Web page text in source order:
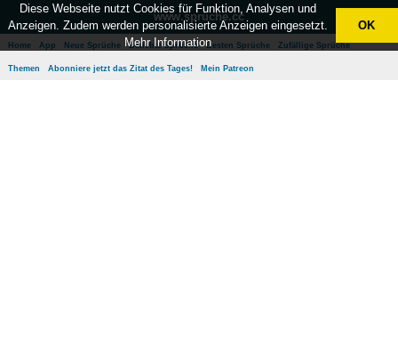
www.sprüche.cc
Home App Neue Sprüche Beliebte Sprüche Besten Sprüche Zufällige Sprüche
Themen Abonniere jetzt das Zitat des Tages! Mein Patreon
Diese Webseite nutzt Cookies für Funktion, Analysen und
Anzeigen. Zudem werden personalisierte Anzeigen eingesetzt.
Mehr Information
OK